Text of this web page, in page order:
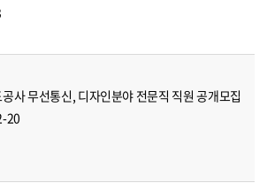
사 무선통신, 디자인분야 전문직 직원 공개모집
20